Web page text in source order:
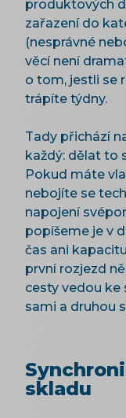
produktových
zařazení do
(nesprávné
věcí není
o tom, jestli se
trápíte týdny.
Tady přichází
každý: dělat to
Pokud máte
nebojíte se
napojení
popíšeme je v
čas ani
první rozjezd
cesty vedou ke
sami a druhou
skladu